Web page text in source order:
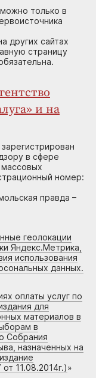
только в
других сайтах
страницу
и на
в сфере
номер:
правда –
геолокации
Яндекс.Метрика,
использования
данных.
оплаты услуг по
для
материалов в
в
Собрания
назначенных на
11.08.2014г.)»